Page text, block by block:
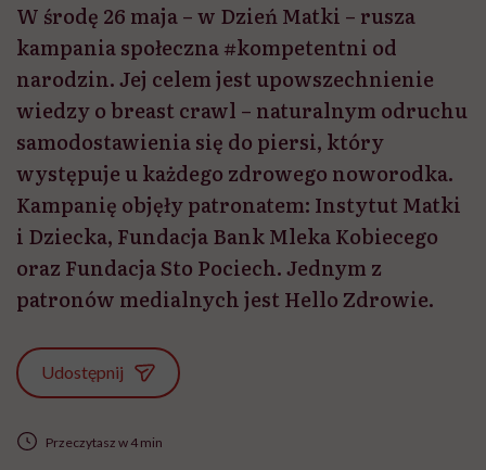
W środę 26 maja – w Dzień Matki – rusza
kampania społeczna #kompetentni od
narodzin. Jej celem jest upowszechnienie
wiedzy o breast crawl – naturalnym odruchu
samodostawienia się do piersi, który
występuje u każdego zdrowego noworodka.
Kampanię objęły patronatem: Instytut Matki
i Dziecka, Fundacja Bank Mleka Kobiecego
oraz Fundacja Sto Pociech. Jednym z
patronów medialnych jest Hello Zdrowie.
Udostępnij
Przeczytasz w 4 min